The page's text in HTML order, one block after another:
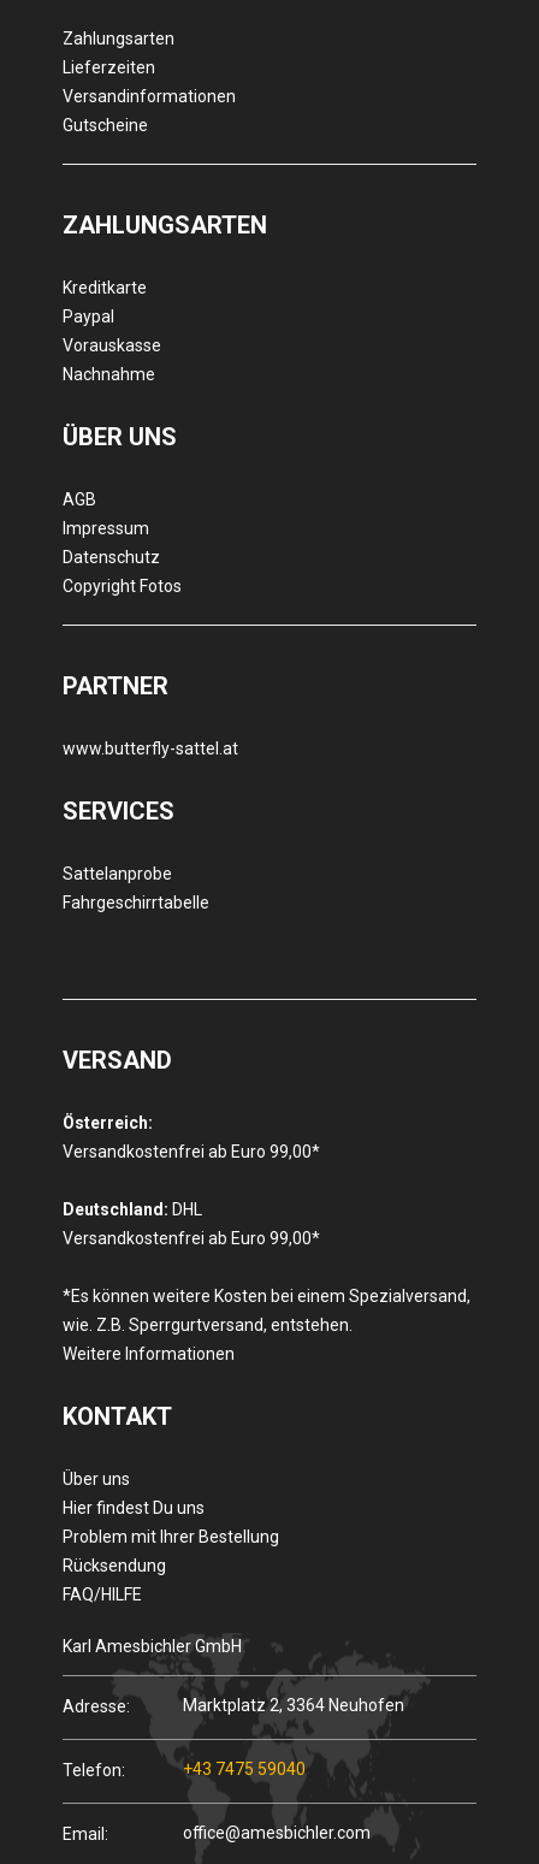
Zahlungsarten
Lieferzeiten
Versandinformationen
Gutscheine
ZAHLUNGSARTEN
Kreditkarte
Paypal
Vorauskasse
Nachnahme
ÜBER UNS
AGB
Impressum
Datenschutz
Copyright Fotos
PARTNER
www.butterfly-sattel.at
SERVICES
Sattelanprobe
Fahrgeschirrtabelle
VERSAND
Österreich:
Versandkostenfrei ab Euro 99,00*
Deutschland: DHL
Versandkostenfrei ab Euro 99,00*
*Es können weitere Kosten bei einem Spezialversand,
wie. Z.B. Sperrgurtversand, entstehen.
Weitere Informationen
KONTAKT
Über uns
Hier findest Du uns
Problem mit Ihrer Bestellung
Rücksendung
FAQ/HILFE
Karl Amesbichler GmbH
Adresse: Marktplatz 2, 3364 Neuhofen
Telefon: +43 7475 59040
Email: office@amesbichler.com